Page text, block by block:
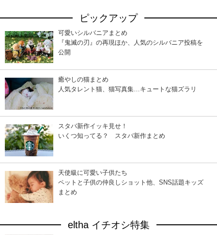
ピックアップ
可愛いシルバニアまとめ
『鬼滅の刃』の再現ほか、人気のシルバニア投稿を
公開
癒やしの猫まとめ
人気タレント猫、猫写真集…キュートな猫ズラリ
スタバ新作イッキ見せ！
いくつ知ってる？ スタバ新作まとめ
天使級に可愛い子供たち
ペットと子供の仲良しショット他、SNS話題キッズ
まとめ
eltha イチオシ特集